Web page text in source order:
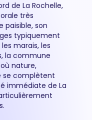
de La Rochelle,
très
paisible, son
typiquement
marais, les
la commune
nature,
se complètent
immédiate de La